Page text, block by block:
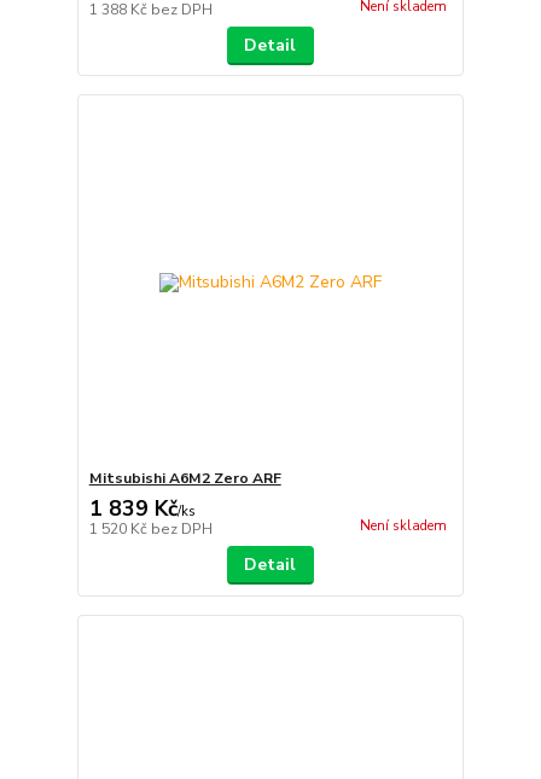
1 388 Kč bez DPH Není skladem
Detail
Mitsubishi A6M2 Zero ARF
1 839 Kč/ks
1 520 Kč bez DPH Není skladem
Detail